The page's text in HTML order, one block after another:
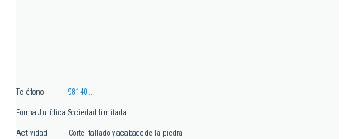
Teléfono 98140...
Forma Jurídica Sociedad limitada
Actividad Corte, tallado y acabado de la piedra